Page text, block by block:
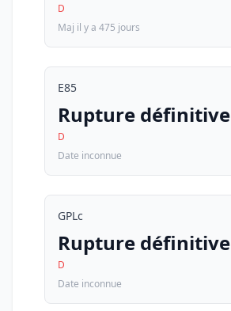
D
Maj il y a 475 jours
E85
Rupture définitive
D
Date inconnue
GPLc
Rupture définitive
D
Date inconnue